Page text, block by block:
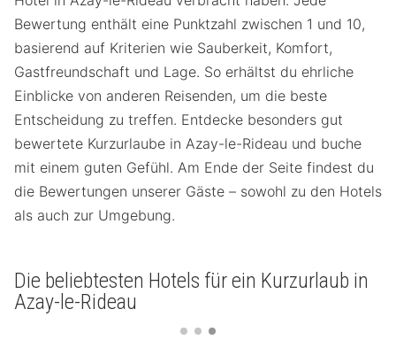
Bewertung enthält eine Punktzahl zwischen 1 und 10,
basierend auf Kriterien wie Sauberkeit, Komfort,
Gastfreundschaft und Lage. So erhältst du ehrliche
Einblicke von anderen Reisenden, um die beste
Entscheidung zu treffen. Entdecke besonders gut
bewertete Kurzurlaube in Azay-le-Rideau und buche
mit einem guten Gefühl. Am Ende der Seite findest du
die Bewertungen unserer Gäste – sowohl zu den Hotels
als auch zur Umgebung.
Die beliebtesten Hotels für ein Kurzurlaub in
Azay-le-Rideau